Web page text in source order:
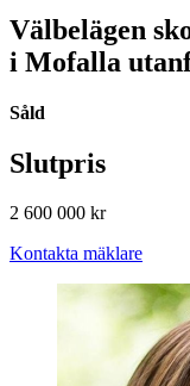
Välbelägen
i Mofalla
Såld
Slutpris
2 600 000 kr
Kontakta mäklare